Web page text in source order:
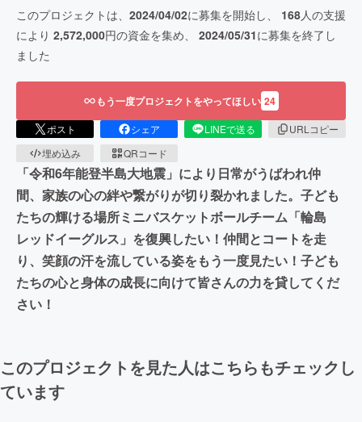
このプロジェクトは、 2024/04/02に募集を開始し、 168人の支援
により 2,572,000円の資金を集め、 2024/05/31に募集を終了し
ました
もう一度プロジェクトをやってほしい 24
ポスト シェア LINEで送る
URLコピー
埋め込み
QRコード
「令和6年能登半島大地震」により日常がうばわれ仲
間、家族の心の絆や繋がりが切り裂かれました。子ども
たちの輝ける場所ミニバスケットボールチーム「輪島
レッドイーグルス」を復興したい！仲間とコートを走
り、笑顔の汗を流している姿をもう一度見たい！子ども
たちの心と身体の成長に向けて皆さんの力を貸してくだ
さい！
このプロジェクトを見た人はこちらもチェックし
ています